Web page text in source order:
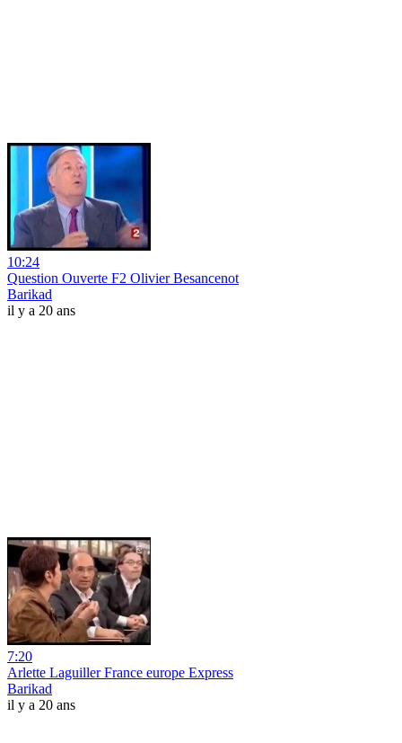
10:24
Question Ouverte F2 Olivier Besancenot
Barikad
il y a 20 ans
7:20
Arlette Laguiller France europe Express
Barikad
il y a 20 ans